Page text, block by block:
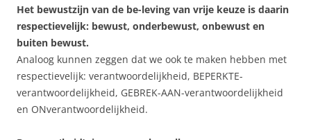
Het bewustzijn van de be-leving van vrije keuze is daarin
respectievelijk: bewust, onderbewust, onbewust en
buiten bewust.
Analoog kunnen zeggen dat we ook te maken hebben met
respectievelijk: verantwoordelijkheid, BEPERKTE-
verantwoordelijkheid, GEBREK-AAN-verantwoordelijkheid
en ONverantwoordelijkheid.